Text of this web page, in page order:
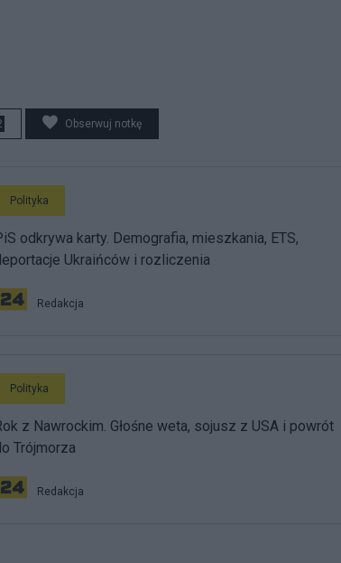
Obserwuj notkę
Polityka
odkrywa karty. Demografia, mieszkania, ETS,
Ukraińców i rozliczenia
Redakcja
Polityka
z Nawrockim. Głośne weta, sojusz z USA i powrót
Trójmorza
Redakcja